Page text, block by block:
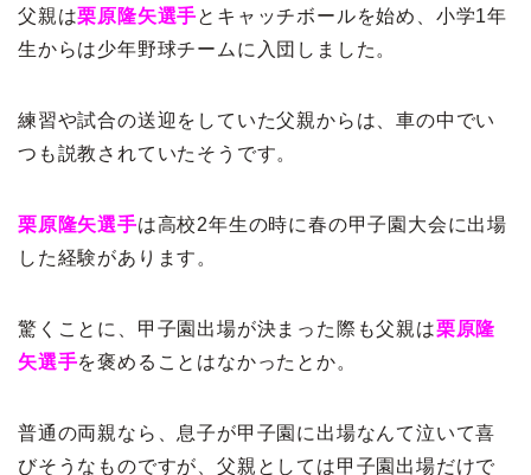
父親は栗原隆矢選手とキャッチボールを始め、小学1年
生からは少年野球チームに入団しました。
練習や試合の送迎をしていた父親からは、車の中でい
つも説教されていたそうです。
栗原隆矢選手は高校2年生の時に春の甲子園大会に出場
した経験があります。
驚くことに、甲子園出場が決まった際も父親は栗原隆
矢選手を褒めることはなかったとか。
普通の両親なら、息子が甲子園に出場なんて泣いて喜
びそうなものですが、父親としては甲子園出場だけで